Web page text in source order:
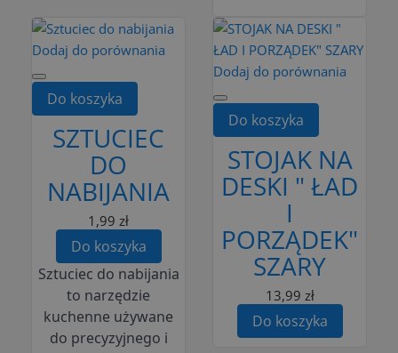
Dodaj do porównania
Do koszyka
SZTUCIEC
DO
NABIJANIA
1,99 zł
Do koszyka
Sztuciec do nabijania
to narzędzie
kuchenne używane
do precyzyjnego i
Dodaj do porównania
Do koszyka
STOJAK NA
DESKI " ŁAD
I
PORZĄDEK"
SZARY
13,99 zł
Do koszyka